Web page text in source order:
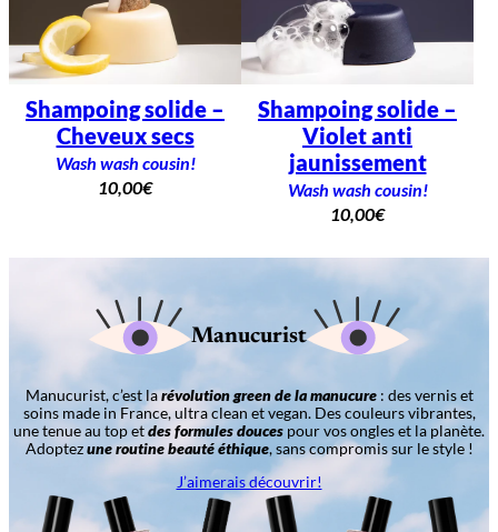
Shampoing solide –
Cheveux secs
Wash wash cousin!
10,00€
Shampoing solide –
Violet anti
jaunissement
Wash wash cousin!
10,00€
Manucurist
Manucurist, c’est larévolution green de la manucure: des vernis et
soins made in France, ultra clean et vegan. Des couleurs vibrantes,
une tenue au top etdes formules douces pour vos ongles et la planète.
Adoptezune routine beauté éthique, sans compromis sur le style !
J’aimerais découvrir!